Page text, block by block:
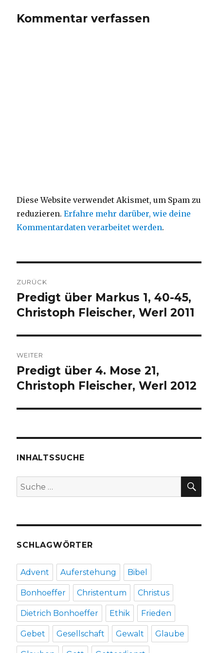
Kommentar verfassen
Diese Website verwendet Akismet, um Spam zu
reduzieren.Erfahre mehr darüber, wie deine
Kommentardaten verarbeitet werden.
ZURÜCK
Vorheriger
Beitrag:
Predigt über Markus 1, 40-45,
Christoph Fleischer, Werl 2011
WEITER
Nächster
Beitrag:
Predigt über 4. Mose 21,
Christoph Fleischer, Werl 2012
INHALTSSUCHE
Suche
nach:
SCHLAGWÖRTER
Advent Auferstehung Bibel
Bonhoeffer Christentum Christus
Dietrich Bonhoeffer Ethik Frieden
Gebet Gesellschaft Gewalt Glaube